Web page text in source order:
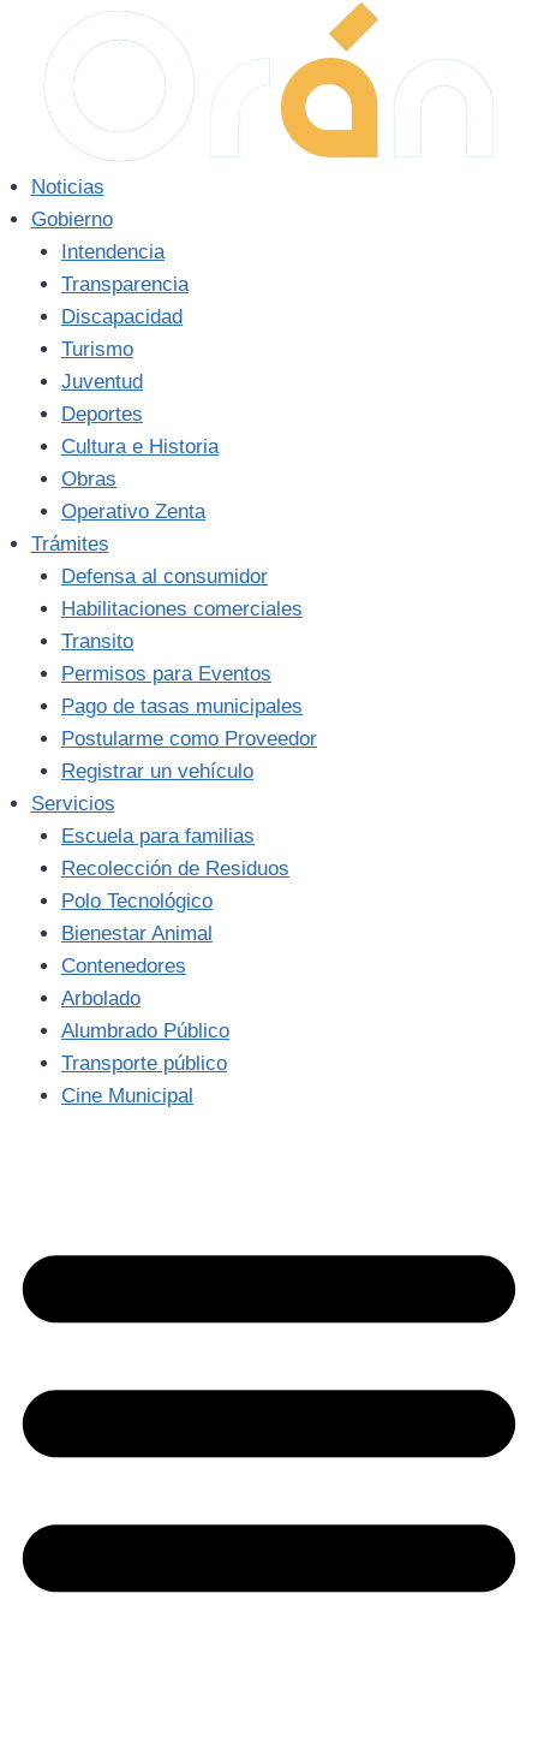
contenido
Noticias
Gobierno
Intendencia
Transparencia
Discapacidad
Turismo
Juventud
Deportes
Cultura e Historia
Obras
Operativo Zenta
Trámites
Defensa al consumidor
Habilitaciones comerciales
Transito
Permisos para Eventos
Pago de tasas municipales
Postularme como Proveedor
Registrar un vehículo
Servicios
Escuela para familias
Recolección de Residuos
Polo Tecnológico
Bienestar Animal
Contenedores
Arbolado
Alumbrado Público
Transporte público
Cine Municipal